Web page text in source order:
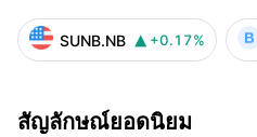
SUNB.NB  +0.17%
สัญลักษณ์ยอดนิยม